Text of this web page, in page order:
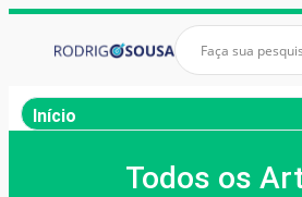
Início
Todos os